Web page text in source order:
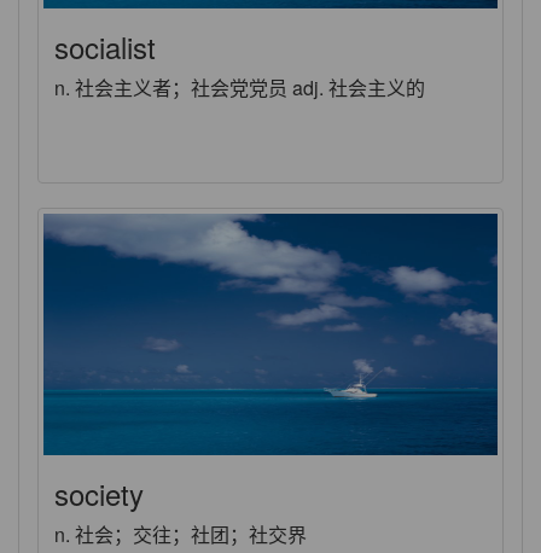
socialist
n. 社会主义者；社会党党员 adj. 社会主义的
society
n. 社会；交往；社团；社交界